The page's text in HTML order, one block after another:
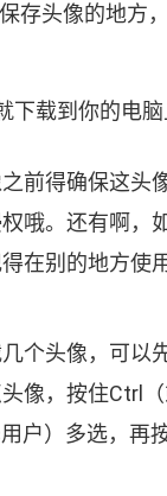
存头像的地方
下载到你的电脑
前得确保这头
哦。还有啊，
在别的地方使
个头像，可以
像，按住Ctrl
户）多选，再